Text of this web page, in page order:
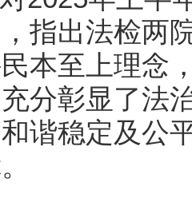
指出法检两
本至上理念
分彰显了法
谐稳定及公